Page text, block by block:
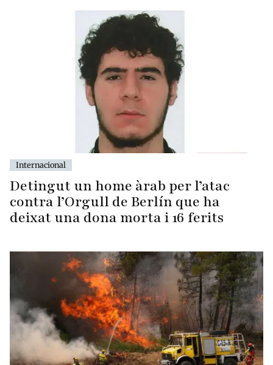
Internacional
Detingut un home àrab per l’atac
contra l’Orgull de Berlín que ha
deixat una dona morta i 16 ferits